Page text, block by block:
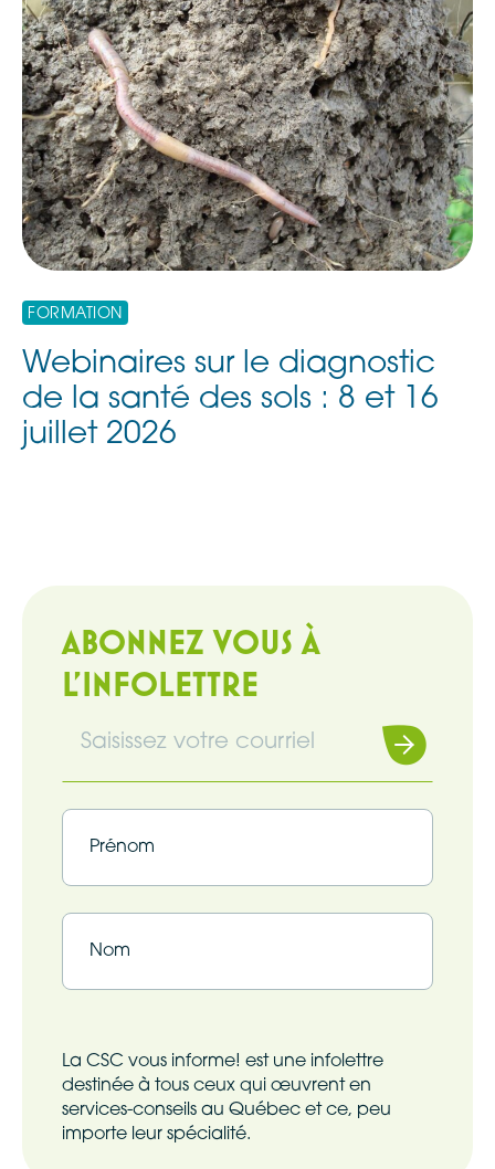
FORMATION
Webinaires sur le diagnostic
de la santé des sols : 8 et 16
juillet 2026
ABONNEZ VOUS À
L'INFOLETTRE
Infolettre
Infolettre
Souscrire
La CSC vous informe! est une infolettre
destinée à tous ceux qui œuvrent en
services-conseils au Québec et ce, peu
importe leur spécialité.